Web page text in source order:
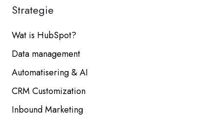
Strategie
Wat is HubSpot?
Data management
Automatisering & AI
CRM Customization
Inbound Marketing